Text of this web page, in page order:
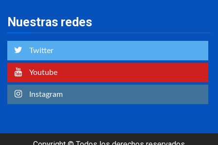
Nuestras redes
Twitter
Youtube
Instagram